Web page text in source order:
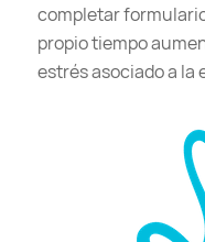
completar
propio tiempo
estrés asociado a la